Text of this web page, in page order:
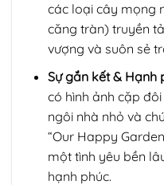
các loại cây mọng
căng tràn) truyền
vượng và suôn sẻ
Sự gắn kết & Hạnh
có hình ảnh cặp
ngôi nhà nhỏ và
“Our Happy
một tình yêu bền
hạnh phúc.